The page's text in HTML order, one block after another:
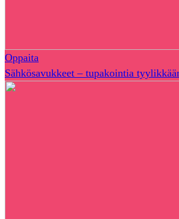
Oppaita
Sähkösavukkeet – tupakointia